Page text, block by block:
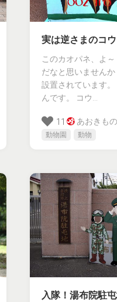
実は逆さまのコ
このカオパネ、よ
だなと思いません
設置されています
んです。 コウ...
11 あおきもの.
動物園 動物
入隊！湯布院駐